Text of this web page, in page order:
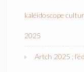
kaléidoscope
2025
Artch 2025 :